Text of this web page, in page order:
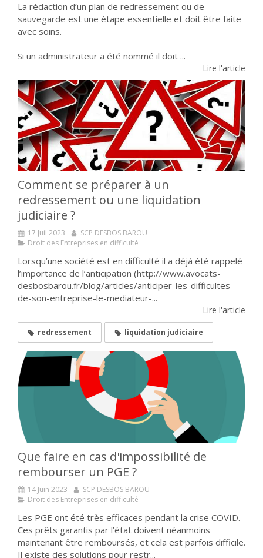
La rédaction d’un plan de redressement ou de
sauvegarde est une étape essentielle et doit être faite
avec soins.
Si un administrateur a été nommé il doit ...
Lire l'article
Comment se préparer à un
redressement ou une liquidation
judiciaire ?
17 Juil 2023
SCP DESBOS BAROU
Droit des Entreprises en difficulté
Lorsqu’une société est en difficulté il a déjà été rappelé
l’importance de l’anticipation (http://www.avocats-
desbosbarou.fr/blog/articles/anticiper-les-difficultes-
de-son-entreprise-le-mediateur-...
Lire l'article
redressement liquidation judiciaire
Que faire en cas d'impossibilité de
rembourser un PGE ?
14 Juin 2023
SCP DESBOS BAROU
Droit des Entreprises en difficulté
Les PGE ont été très efficaces pendant la crise COVID.
Ces prêts garantis par l’état doivent néanmoins
maintenant être remboursés, et cela est parfois difficile.
Il existe des solutions pour restr...